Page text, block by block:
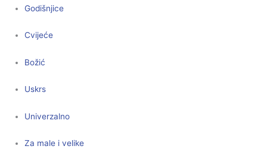
Godišnjice
Cvijeće
Božić
Uskrs
Univerzalno
Za male i velike